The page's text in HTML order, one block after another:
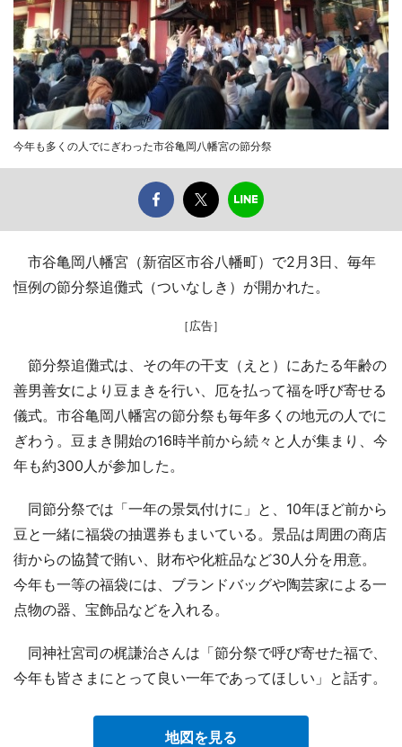
今年も多くの人でにぎわった市谷亀岡八幡宮の節分祭
市谷亀岡八幡宮（新宿区市谷八幡町）で2月3日、毎年
恒例の節分祭追儺式（ついなしき）が開かれた。
［広告］
節分祭追儺式は、その年の干支（えと）にあたる年齢の
善男善女により豆まきを行い、厄を払って福を呼び寄せる
儀式。市谷亀岡八幡宮の節分祭も毎年多くの地元の人でに
ぎわう。豆まき開始の16時半前から続々と人が集まり、今
年も約300人が参加した。
同節分祭では「一年の景気付けに」と、10年ほど前から
豆と一緒に福袋の抽選券もまいている。景品は周囲の商店
街からの協賛で賄い、財布や化粧品など30人分を用意。
今年も一等の福袋には、ブランドバッグや陶芸家による一
点物の器、宝飾品などを入れる。
同神社宮司の梶謙治さんは「節分祭で呼び寄せた福で、
今年も皆さまにとって良い一年であってほしい」と話す。
地図を見る